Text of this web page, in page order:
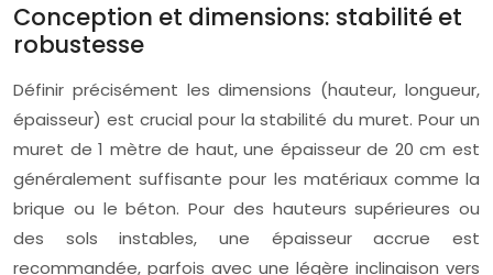
Conception et dimensions: stabilité et
robustesse
Définir précisément les dimensions (hauteur, longueur,
épaisseur) est crucial pour la stabilité du muret. Pour un
muret de 1 mètre de haut, une épaisseur de 20 cm est
généralement suffisante pour les matériaux comme la
brique ou le béton. Pour des hauteurs supérieures ou
des sols instables, une épaisseur accrue est
recommandée, parfois avec une légère inclinaison vers